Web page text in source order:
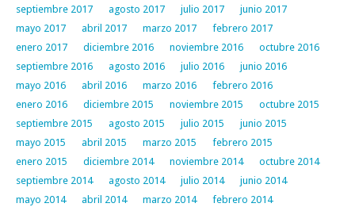
septiembre 2017
agosto 2017 julio 2017
junio 2017
mayo 2017
abril 2017 marzo 2017
febrero 2017
enero 2017
diciembre 2016 noviembre 2016
octubre 2016
septiembre 2016
agosto 2016 julio 2016
junio 2016
mayo 2016
abril 2016 marzo 2016
febrero 2016
enero 2016
diciembre 2015 noviembre 2015
octubre 2015
septiembre 2015
agosto 2015 julio 2015
junio 2015
mayo 2015
abril 2015 marzo 2015
febrero 2015
enero 2015
diciembre 2014 noviembre 2014
octubre 2014
septiembre 2014
agosto 2014 julio 2014
junio 2014
mayo 2014
abril 2014 marzo 2014 febrero 2014